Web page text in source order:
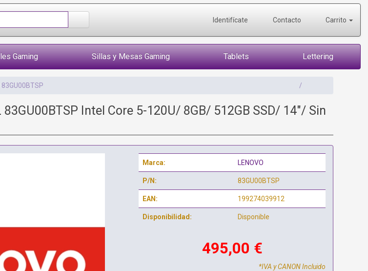
Identifícate Contacto Carrito
Gaming Sillas y Mesas Gaming Tablets Lettering
83GU00BTSP
Intel Core 5-120U/ 8GB/ 512GB SSD/ 14"/ Sin
Marca: LENOVO
P/N: 83GU00BTSP
EAN: 199274039912
Disponibilidad: Disponible
495,00 €
*IVA y CANON Incluido